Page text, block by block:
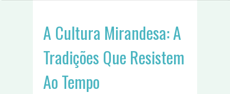
A Cultura Mirandesa: A
Tradições Que Resistem
Ao Tempo